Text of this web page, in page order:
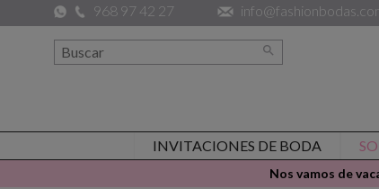
968 97 42 27

INVITACIONES DE BODA
Nos vamos de